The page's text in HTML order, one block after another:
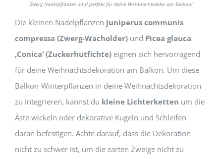
Zwerg Nadelpflanzen sind perfekt für deine Weihnachtsdeko am Balkon!
Die kleinen Nadelpflanzen Juniperus communis
compressa (Zwerg-Wacholder)und Picea glauca
‚Conica‘ (Zuckerhutfichte)eignen sich hervorragend
für deine Weihnachtsdekoration am Balkon. Um diese
Balkon-Winterpflanzen in deine Weihnachtsdekoration
zu integrieren, kannst du kleine Lichterketten um die
Äste wickeln oder dekorative Kugeln und Schleifen
daran befestigen. Achte darauf, dass die Dekoration
nicht zu schwer ist, um die zarten Zweige nicht zu